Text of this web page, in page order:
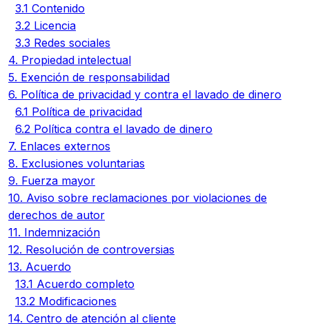
3.1 Contenido
3.2 Licencia
3.3 Redes sociales
4. Propiedad intelectual
5. Exención de responsabilidad
6. Política de privacidad y contra el lavado de dinero
6.1 Política de privacidad
6.2 Política contra el lavado de dinero
7. Enlaces externos
8. Exclusiones voluntarias
9. Fuerza mayor
10. Aviso sobre reclamaciones por violaciones de
derechos de autor
11. Indemnización
12. Resolución de controversias
13. Acuerdo
13.1 Acuerdo completo
13.2 Modificaciones
14. Centro de atención al cliente